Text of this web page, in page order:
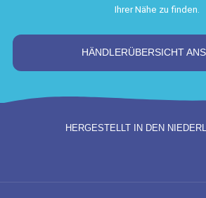
Ihrer Nähe zu finden.
HÄNDLERÜBERSICHT
HERGESTELLT IN DEN